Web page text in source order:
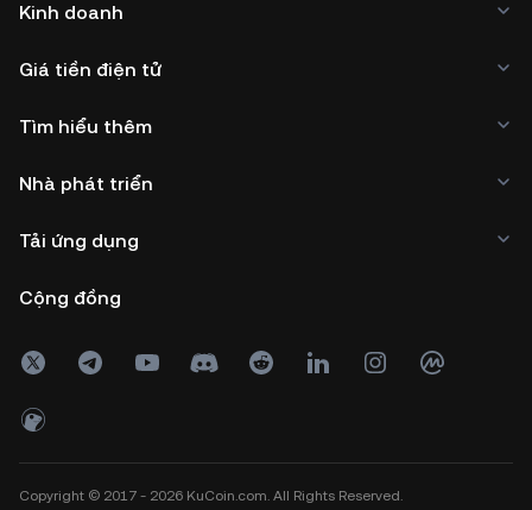
Kinh doanh
Giá tiền điện tử
Tìm hiểu thêm
Nhà phát triển
Tải ứng dụng
Cộng đồng
Copyright © 2017 - 2026 KuCoin.com. All Rights Reserved.